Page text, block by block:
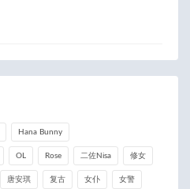
Hana Bunny
OL Rose 二佐Nisa 修女
唐安琪 复古 女仆 女警